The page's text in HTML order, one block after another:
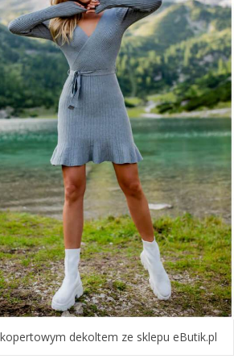
dekoltem ze sklepu eButik.pl